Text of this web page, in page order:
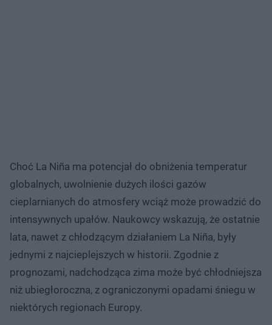
Choć La Niña ma potencjał do obniżenia temperatur
globalnych, uwolnienie dużych ilości gazów
cieplarnianych do atmosfery wciąż może prowadzić do
intensywnych upałów. Naukowcy wskazują, że ostatnie
lata, nawet z chłodzącym działaniem La Niña, były
jednymi z najcieplejszych w historii. Zgodnie z
prognozami, nadchodząca zima może być chłodniejsza
niż ubiegłoroczna, z ograniczonymi opadami śniegu w
niektórych regionach Europy.